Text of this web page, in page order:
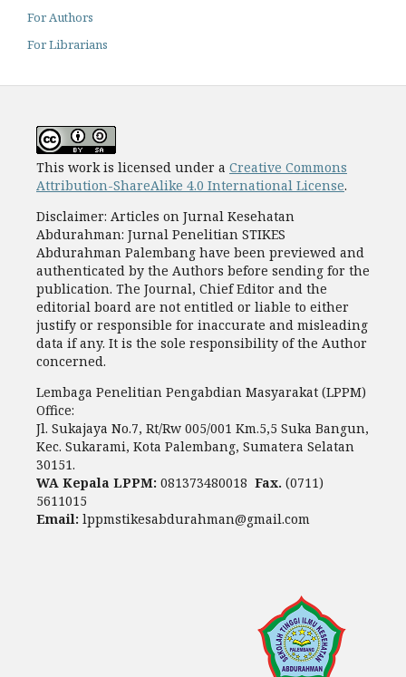
For Authors
For Librarians
This work is licensed under a Creative Commons
Attribution-ShareAlike 4.0 International License.
Disclaimer: Articles on Jurnal Kesehatan
Abdurahman: Jurnal Penelitian STIKES
Abdurahman Palembang have been previewed and
authenticated by the Authors before sending for the
publication. The Journal, Chief Editor and the
editorial board are not entitled or liable to either
justify or responsible for inaccurate and misleading
data if any. It is the sole responsibility of the Author
concerned.
Lembaga Penelitian Pengabdian Masyarakat (LPPM)
Office:
Jl. Sukajaya No.7, Rt/Rw 005/001 Km.5,5 Suka Bangun,
Kec. Sukarami, Kota Palembang, Sumatera Selatan
30151.
WA Kepala LPPM: 081373480018 Fax. (0711)
5611015
Email: lppmstikesabdurahman@gmail.com